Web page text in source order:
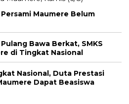
Maumere Belum
Bawa Berkat, SMKS
di Tingkat Nasional
Nasional, Duta Prestasi
Dapat Beasiswa